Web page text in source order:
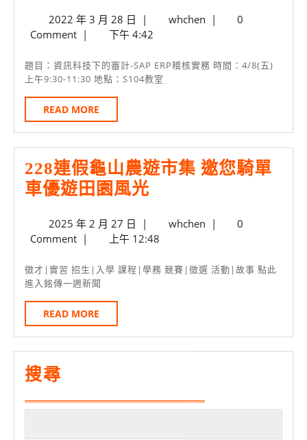
校
神
道
眾
會
務
所
到
資
招
位
審
人
2022 年 3 月 28 日 2022
年
月
28
| whchenwhchen
|
0
Comment | 下午 4:42
題目：資訊科技下的審計-SAP ERP稽核實務 時間：4/8(五)
上午9:30-11:30 地點：S104教室
READ MORE
MORE
228連假龜山農遊市集 邀您騎單
車優遊田園風光
山
市
集
騎
單
2025 年 2 月 27 日 2025
年
月
| whchenwhchen
|
0
Comment | 上午 12:48
徵才|實習 招生|入學 課程|學務 競賽|徵選 活動|故事 點此
進入銘傳一週新聞
READ MORE
MORE
搜尋